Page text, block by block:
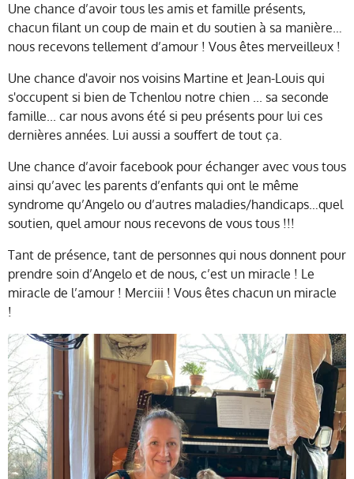
Une chance d’avoir tous les amis et famille présents,
chacun filant un coup de main et du soutien à sa manière…
nous recevons tellement d’amour ! Vous êtes merveilleux !
Une chance d'avoir nos voisins Martine et Jean-Louis qui
s'occupent si bien de Tchenlou notre chien ... sa seconde
famille... car nous avons été si peu présents pour lui ces
dernières années. Lui aussi a souffert de tout ça.
Une chance d’avoir facebook pour échanger avec vous tous
ainsi qu’avec les parents d’enfants qui ont le même
syndrome qu’Angelo ou d’autres maladies/handicaps…quel
soutien, quel amour nous recevons de vous tous !!!
Tant de présence, tant de personnes qui nous donnent pour
prendre soin d’Angelo et de nous, c’est un miracle ! Le
miracle de l’amour ! Merciii ! Vous êtes chacun un miracle
!